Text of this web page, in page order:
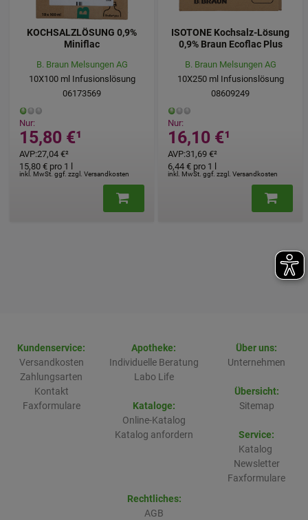
KOCHSALZLÖSUNG 0,9%
Miniflac
B. Braun Melsungen AG
10X100ml Infusionslösung
06173569
Nur:
15,80 €¹
AVP:27,04 €²
inkl. MwSt. ggf. zzgl. Versandkosten
15,80 € pro 1 l
ISOTONE Kochsalz-Lösung
0,9% Braun Ecoflac Plus
B. Braun Melsungen AG
10X250ml Infusionslösung
08609249
Nur:
16,10 €¹
AVP:31,69 €²
inkl. MwSt. ggf. zzgl. Versandkosten
6,44 € pro 1 l
Kundenservice:
Versandkosten
Zahlungsarten
Kontakt
Faxformulare
Apotheke:
Individuelle Beratung
Labo Life
Kataloge:
Online-Katalog
Katalog anfordern
Über uns:
Unternehmen
Übersicht:
Sitemap
Service:
Katalog
Newsletter
Faxformulare
Rechtliches:
AGB